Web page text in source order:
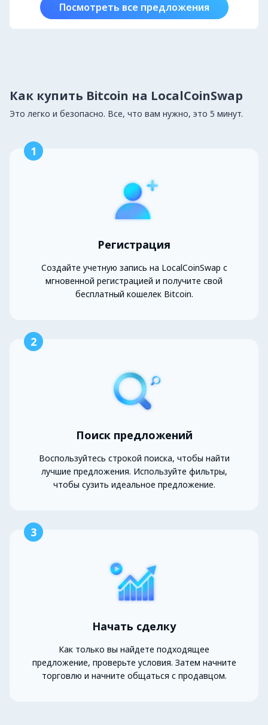
Посмотреть все предложения
Как купить Bitcoin на LocalCoinSwap
Это легко и безопасно. Все, что вам нужно, это 5 минут.
1
Регистрация
Создайте учетную запись на LocalCoinSwap с
мгновенной регистрацией и получите свой
бесплатный кошелек Bitcoin.
2
Поиск предложений
Воспользуйтесь строкой поиска, чтобы найти
лучшие предложения. Используйте фильтры,
чтобы сузить идеальное предложение.
3
Начать сделку
Как только вы найдете подходящее
предложение, проверьте условия. Затем начните
торговлю и начните общаться с продавцом.